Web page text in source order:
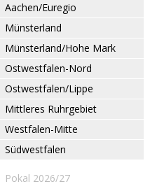
Aachen/Euregio
Münsterland
Münsterland/Hohe Mark
Ostwestfalen-Nord
Ostwestfalen/Lippe
Mittleres Ruhrgebiet
Westfalen-Mitte
Südwestfalen
Pokal 2026/27